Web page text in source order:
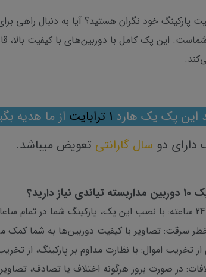
این پک یک هارد 1 ترابایت
از ما هدیه
دارای دو سال گارانتی تعویض میباشد.
دارید؟
سرقت: تصاویر با کیفیت دوربین‌ها به شما کمک
تخریب اموال: با نظارت مداوم بر پارکینگ، از
در صورت بروز هرگونه اختلاف یا تصادف،